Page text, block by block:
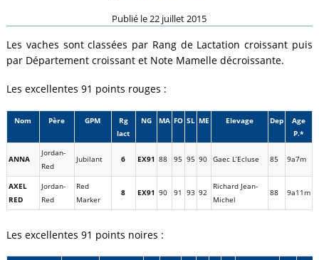
Publié le22 juillet 2015
Les vaches sont classées par Rang de Lactation croissant puis
par Département croissant et Note Mamelle décroissante.
Les excellentes 91 points rouges :
Nom Père GPM
Rg
lact
NG MA FO SL ME Elevage Dep
Age
P.*
ANNA
Jordan-
Red
Jubilant 6 EX91 88 95 95 90 Gaec L’Ecluse 85 9a7m
AXEL
RED
Jordan-
Red
Red
Marker
8 EX91 90 91 93 92
Richard Jean-
Michel
88 9a11m
Les excellentes 91 points noires :